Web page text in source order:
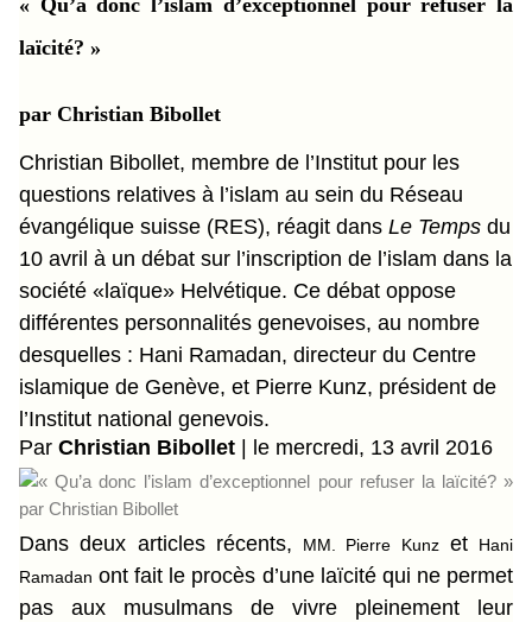
« Qu’a donc l’islam d’exceptionnel pour refuser la
laïcité? »
par Christian Bibollet
Christian Bibollet, membre de l’Institut pour les
questions relatives à l’islam au sein du Réseau
évangélique suisse (RES), réagit dans Le Temps du
10 avril à un débat sur l’inscription de l’islam dans la
société «laïque» Helvétique. Ce débat oppose
différentes personnalités genevoises, au nombre
desquelles : Hani Ramadan, directeur du Centre
islamique de Genève, et Pierre Kunz, président de
l’Institut national genevois.
Par Christian Bibollet le mercredi, 13 avril 2016
Dans deux articles récents, MM. Pierre Kunzet
Hani
Ramadan ont fait le procès d’une laïcité qui ne permet
pas aux musulmans de vivre pleinement leur